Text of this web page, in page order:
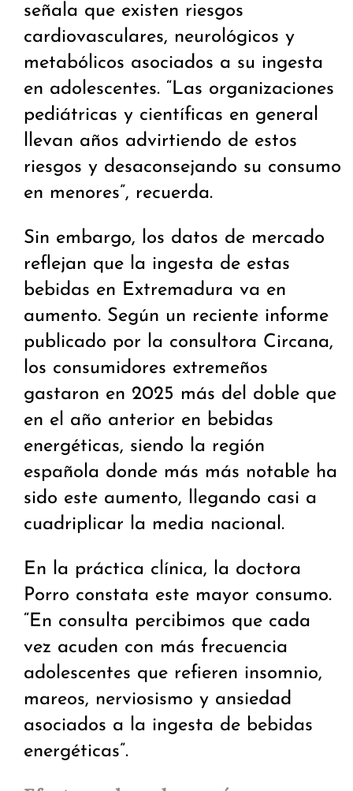
señala que existen riesgos
cardiovasculares, neurológicos y
metabólicos asociados a su ingesta
en adolescentes. “Las organizaciones
pediátricas y científicas en general
llevan años advirtiendo de estos
riesgos y desaconsejando su consumo
en menores”, recuerda.
Sin embargo, los datos de mercado
reflejan que la ingesta de estas
bebidas en Extremadura va en
aumento. Según un reciente informe
publicado por la consultora Circana,
los consumidores extremeños
gastaron en 2025 más del doble que
en el año anterior en bebidas
energéticas, siendo la región
española donde más más notable ha
sido este aumento, llegando casi a
cuadriplicar la media nacional.
En la práctica clínica, la doctora
Porro constata este mayor consumo.
“En consulta percibimos que cada
vez acuden con más frecuencia
adolescentes que refieren insomnio,
mareos, nerviosismo y ansiedad
asociados a la ingesta de bebidas
energéticas”.